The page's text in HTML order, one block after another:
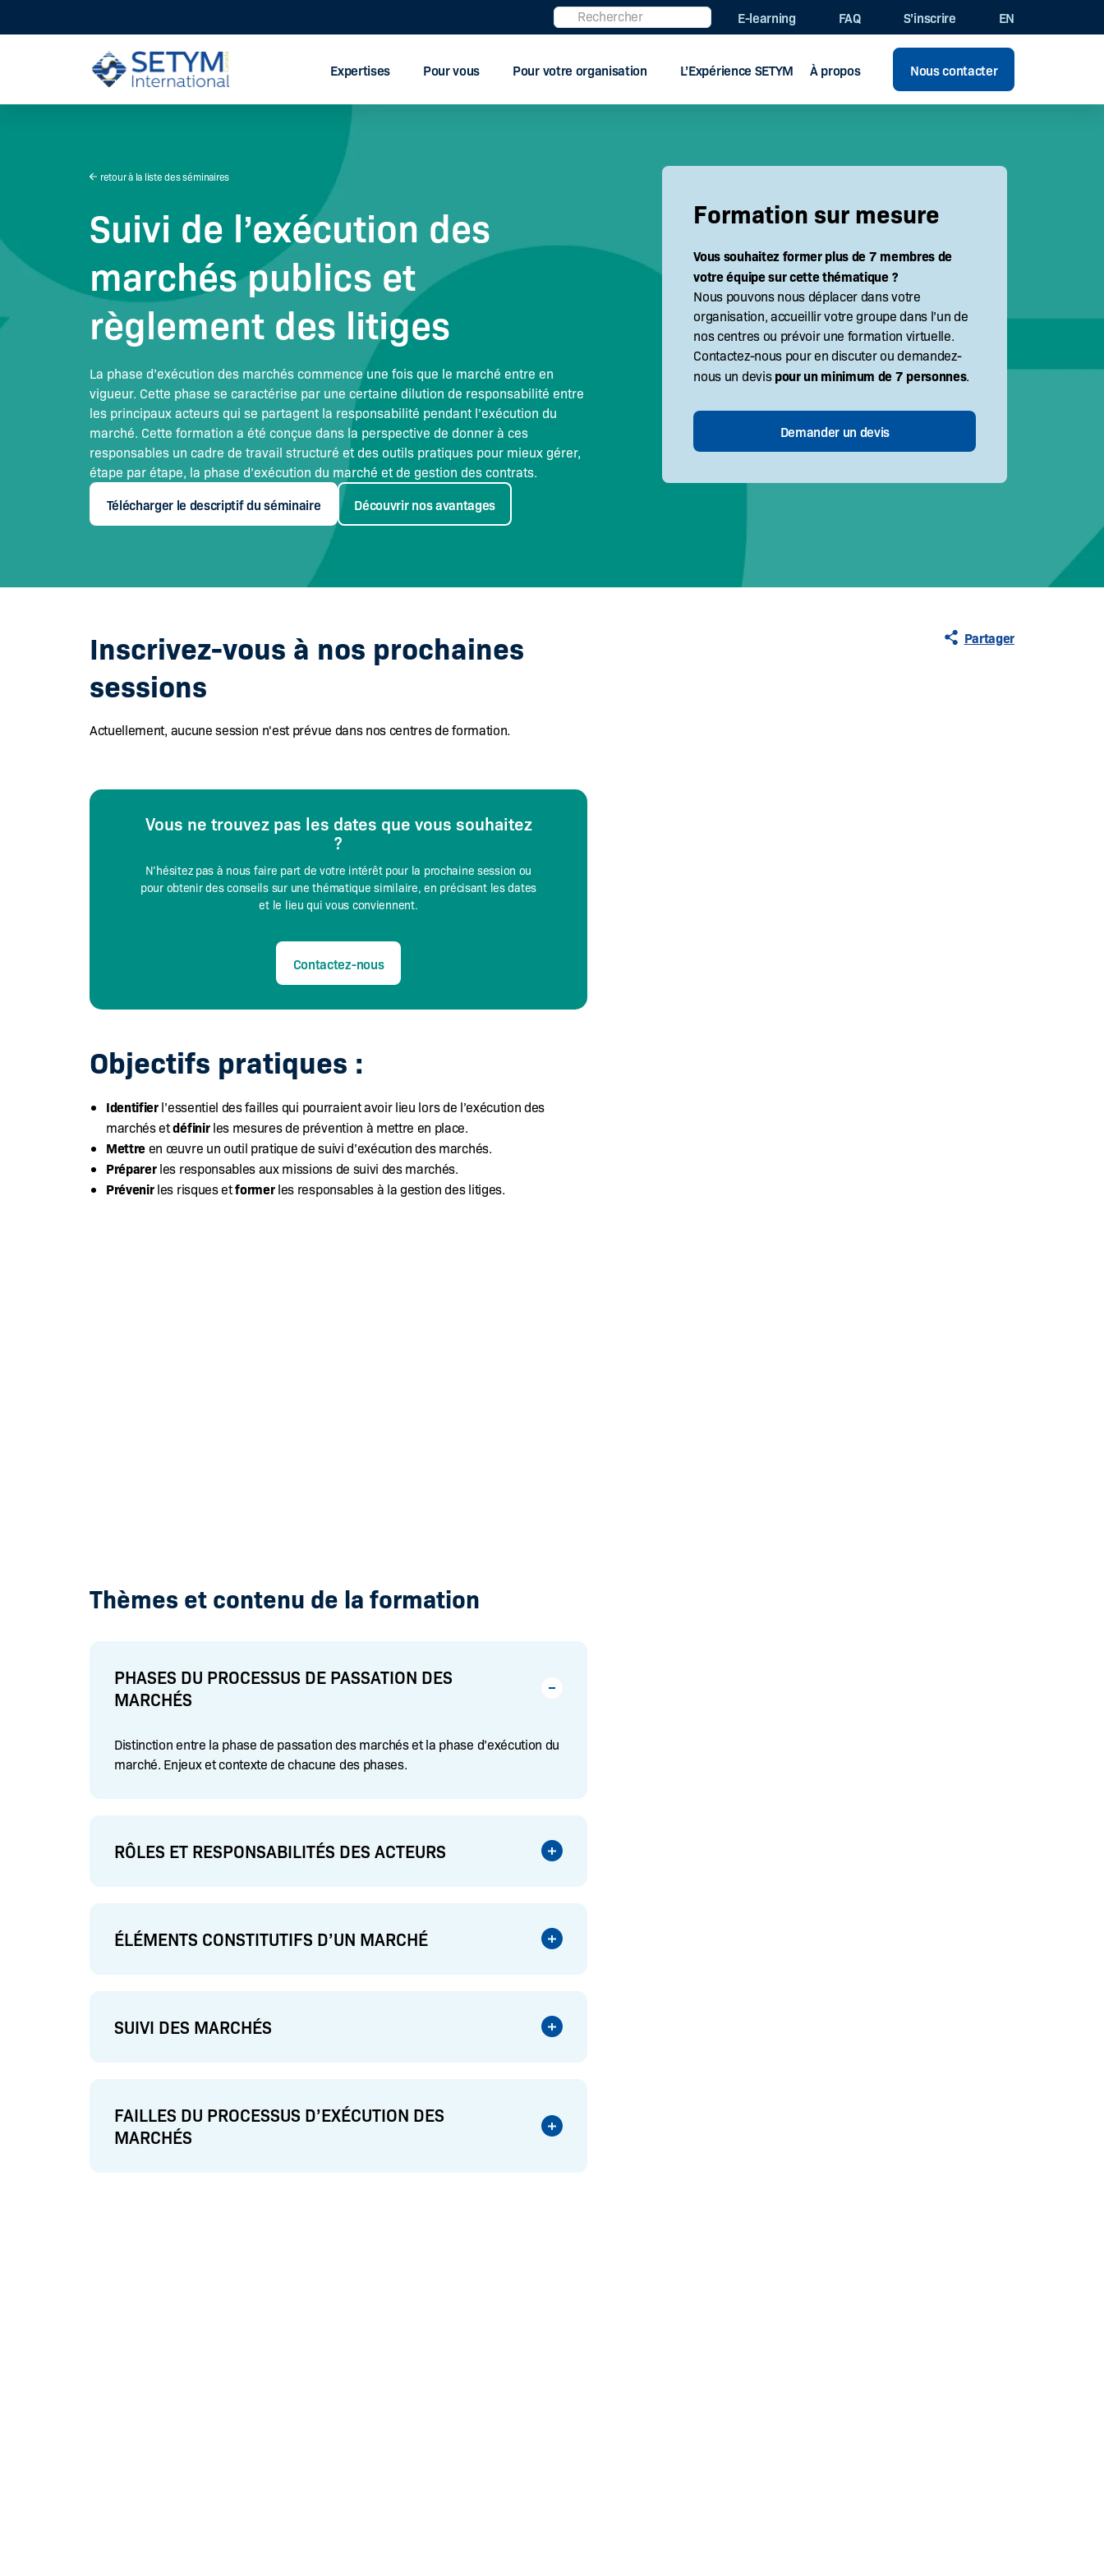
Rechercher E-learning FAQ S’inscrire EN
Expertises Pour vous Pour votre organisation L’Expérience SETYM À propos Nous contacter
retour à la liste des séminaires
Suivi de l’exécution des
marchés publics et
règlement des litiges
La phase d’exécution des marchés commence une fois que le marché entre en
vigueur. Cette phase se caractérise par une certaine dilution de responsabilité entre
les principaux acteurs qui se partagent la responsabilité pendant l’exécution du
marché. Cette formation a été conçue dans la perspective de donner à ces
responsables un cadre de travail structuré et des outils pratiques pour mieux gérer,
étape par étape, la phase d’exécution du marché et de gestion des contrats.
Télécharger le descriptif du séminaire Découvrir nos avantages
Formation sur mesure
Vous souhaitez former plus de 7 membres de
votre équipe sur cette thématique ?
Nous pouvons nous déplacer dans votre
organisation, accueillir votre groupe dans l’un de
nos centres ou prévoir une formation virtuelle.
Contactez-nous pour en discuter ou demandez-
nous un devispour un minimum de 7 personnes.
Inscrivez-vous à nos prochaines
sessions
Actuellement, aucune session n'est prévue dans nos centres de formation.
Vous ne trouvez pas les dates que vous souhaitez
?
N’hésitez pas à nous faire part de votre intérêt pour la prochaine session ou
pour obtenir des conseils sur une thématique similaire, en précisant les dates
et le lieu qui vous conviennent.
Contactez-nous
Objectifs pratiques :
Identifierl’essentiel des failles qui pourraient avoir lieu lors de l’exécution des
marchés etdéfinirles mesures de prévention à mettre en place.
Mettre en œuvre un outil pratique de suivi d’exécution des marchés.
Préparerles responsables aux missions de suivi des marchés.
Prévenirles risques etformerles responsables à la gestion des litiges.
Thèmes et contenu de la formation
PHASES DU PROCESSUS DE PASSATION DES
MARCHÉS
Distinction entre la phase de passation des marchés et la phase d’exécution du
marché. Enjeux et contexte de chacune des phases.
RÔLES ET RESPONSABILITÉS DES ACTEURS
ÉLÉMENTS CONSTITUTIFS D’UN MARCHÉ
SUIVI DES MARCHÉS
FAILLES DU PROCESSUS D’EXÉCUTION DES
MARCHÉS
Partager